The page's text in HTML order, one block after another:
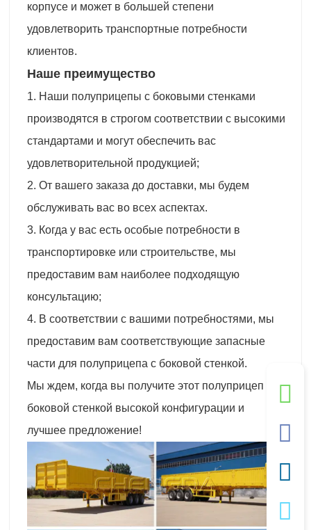
корпусе и может в большей степени
удовлетворить транспортные потребности
клиентов.
Наше преимущество
1. Наши полуприцепы с боковыми стенками
производятся в строгом соответствии с высокими
стандартами и могут обеспечить вас
удовлетворительной продукцией;
2. От вашего заказа до доставки, мы будем
обслуживать вас во всех аспектах.
3. Когда у вас есть особые потребности в
транспортировке или строительстве, мы
предоставим вам наиболее подходящую
консультацию;
4. В соответствии с вашими потребностями, мы
предоставим вам соответствующие запасные
части для полуприцепа с боковой стенкой.
Мы ждем, когда вы получите этот полуприцеп с
боковой стенкой высокой конфигурации и
лучшее предложение!